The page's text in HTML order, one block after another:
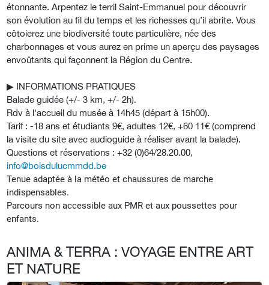
étonnante. Arpentez le terril Saint-Emmanuel pour découvrir
son évolution au fil du temps et les richesses qu’il abrite. Vous
côtoierez une biodiversité toute particulière, née des
charbonnages et vous aurez en prime un aperçu des paysages
envoûtants qui façonnent la Région du Centre.
▶︎ INFORMATIONS PRATIQUES
Balade guidée (+/- 3 km, +/- 2h).
Rdv à l'accueil du musée à 14h45 (départ à 15h00).
Tarif : -18 ans et étudiants 9€, adultes 12€, +60 11€ (comprend
la visite du site avec audioguide à réaliser avant la balade).
Questions et réservations : +32 (0)64/28.20.00,
info@boisdulucmmdd.be
Tenue adaptée à la météo et chaussures de marche
indispensables.
Parcours non accessible aux PMR et aux poussettes pour
enfants.
ANIMA & TERRA : VOYAGE ENTRE ART
ET NATURE